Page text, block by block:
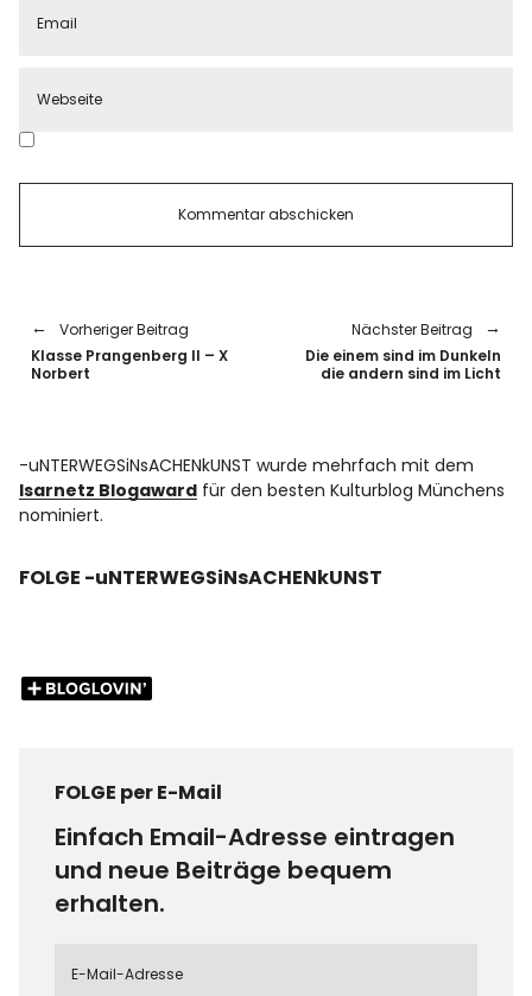
Vorheriger Beitrag
Klasse Prangenberg II – X
Norbert
Nächster Beitrag
Die einem sind im Dunkeln
die andern sind im Licht
-uNTERWEGSiNsACHENkUNST wurde mehrfach mit dem
Isarnetz Blogaward für den besten Kulturblog Münchens
nominiert.
FOLGE -uNTERWEGSiNsACHENkUNST
FOLGE per E-Mail
Einfach Email-Adresse eintragen
und neue Beiträge bequem
erhalten.